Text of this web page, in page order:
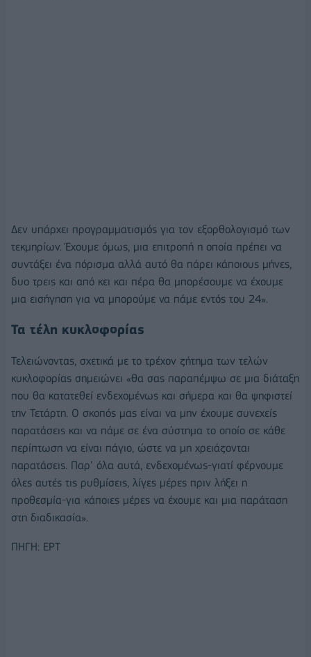
Δεν υπάρχει προγραμματισμός για τον εξορθολογισμό των
τεκμηρίων. Έχουμε όμως, μια επιτροπή η οποία πρέπει να
συντάξει ένα πόρισμα αλλά αυτό θα πάρει κάποιους μήνες,
δυο τρεις και από κει και πέρα θα μπορέσουμε να έχουμε
μια εισήγηση για να μπορούμε να πάμε εντός του 24».
Τα τέλη κυκλοφορίας
Τελειώνοντας, σχετικά με το τρέχoν ζήτημα των τελών
κυκλοφορίας σημειώνει «θα σας παραπέμψω σε μια διάταξη
που θα κατατεθεί ενδεχομένως και σήμερα και θα ψηφιστεί
την Τετάρτη. Ο σκοπός μας είναι να μην έχουμε συνεχείς
παρατάσεις και να πάμε σε ένα σύστημα το οποίο σε κάθε
περίπτωση να είναι πάγιο, ώστε να μη χρειάζονται
παρατάσεις. Παρ’ όλα αυτά, ενδεχομένως-γιατί φέρνουμε
όλες αυτές τις ρυθμίσεις, λίγες μέρες πριν λήξει η
προθεσμία-για κάποιες μέρες να έχουμε και μια παράταση
στη διαδικασία».
ΠΗΓΗ: ΕΡΤ